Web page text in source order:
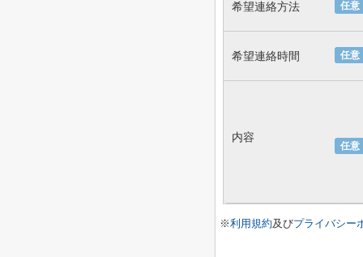
任意
希望連絡方法
任意
希望連絡時間
任意
内容
※利用規約及びプライバシー